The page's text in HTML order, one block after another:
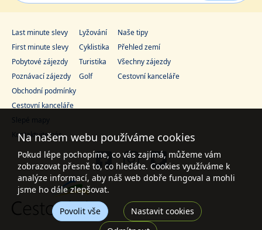
Last minute slevy
First minute slevy
Pobytové zájezdy
Poznávací zájezdy
Lyžování
Cyklistika
Turistika
Golf
Naše tipy
Přehled zemí
Všechny zájezdy
Cestovní kanceláře
Obchodní podmínky
Cestovní kanceláře
Slepé mapy
Kontaktujte nás
Na našem webu používáme cookies
Pokud lépe pochopíme, co vás zajímá, můžeme vám
zobrazovat přesně to, co hledáte. Cookies využíváme k
analýze informací, aby náš web dobře fungoval a mohli
jsme ho dále zlepšovat.
Povolit vše
Nastavit cookies